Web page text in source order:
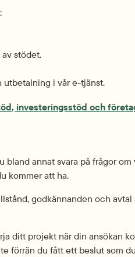
stödet.
utbetalning i vår e-tjänst.
investeringsstöd och
bland annat svara på frågor
kommer att ha.
godkännanden och
ditt projekt när din ansökan
förrän du fått ett beslut som